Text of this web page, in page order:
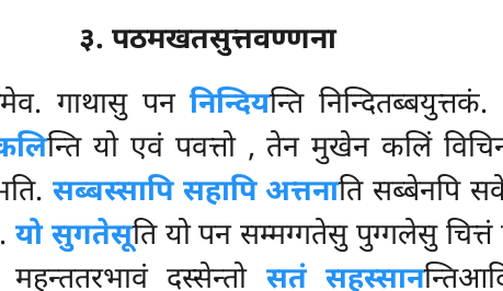
३. पठमखतसुत्तवण्णना
गाथासु पननिन्दियन्ति निन्दितब्बयुत्तकं.
न्ति यो एवं पवत्तो , तेन मुखेन कलिं
सब्बस्सापि सहापि अत्तनाति सब्बेनपि
यो सुगतेसूति यो पन सम्मग्गतेसु पुग्गलेसु
दस्सेन्तो सतं सहस्सान